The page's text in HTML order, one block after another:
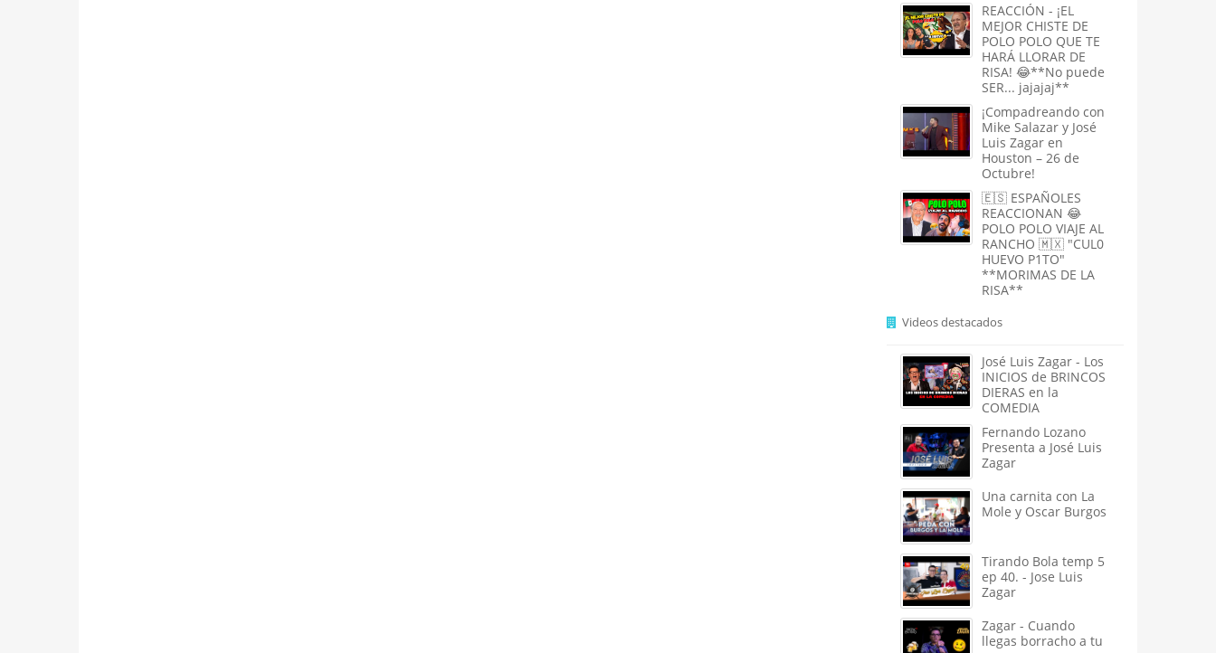
REACCIÓN - ¡EL
MEJOR CHISTE DE
POLO POLO QUE TE
HARÁ LLORAR DE
RISA! 😂**No puede
SER... jajajaj**
¡Compadreando con
Mike Salazar y José
Luis Zagar en
Houston – 26 de
Octubre!
🇪🇸 ESPAÑOLES
REACCIONAN 😂
POLO POLO VIAJE AL
RANCHO 🇲🇽 "CUL0
HUEVO P1TO"
**MORIMAS DE LA
RISA**
Videos destacados
José Luis Zagar - Los
INICIOS de BRINCOS
DIERAS en la
COMEDIA
Fernando Lozano
Presenta a José Luis
Zagar
Una carnita con La
Mole y Oscar Burgos
Tirando Bola temp 5
ep 40. - Jose Luis
Zagar
Zagar - Cuando
llegas borracho a tu